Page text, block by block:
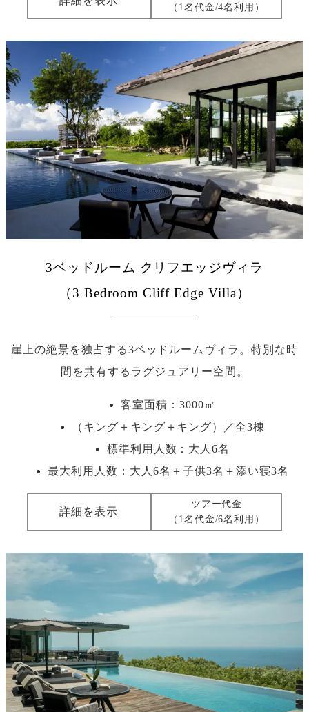
（1名代金/4名利用）
3ベッドルーム クリフエッジヴィラ
（3 Bedroom Cliff Edge Villa）
崖上の絶景を独占する3ベッドルームヴィラ。特別な時
間を共有するラグジュアリー空間。
客室面積：3000㎡
（キング＋キング＋キング）／全3棟
標準利用人数： 大人6名
最大利用人数： 大人6名＋子供3名＋添い寝3名
詳細を表示
ツアー代金
（1名代金/6名利用）